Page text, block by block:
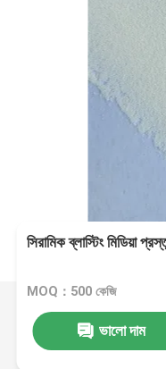
সিরামিক ব্লাস্টিং মিডিয়া
MOQ：500 কেজি
ভালো দাম